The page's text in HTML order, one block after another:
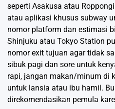
seperti Asakusa atau
atau aplikasi khusus subway
nomor platform dan estimasi
Shinjuku atau Tokyo Station
nomor exit tujuan agar tidak
sibuk pagi dan sore untuk
rapi, jangan makan/minum di
untuk lansia atau ibu hamil.
direkomendasikan pemula